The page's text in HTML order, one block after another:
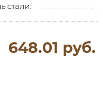
стали:
648.01 руб.